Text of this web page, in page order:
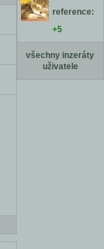
reference:
+5
všechny inzeráty
uživatele